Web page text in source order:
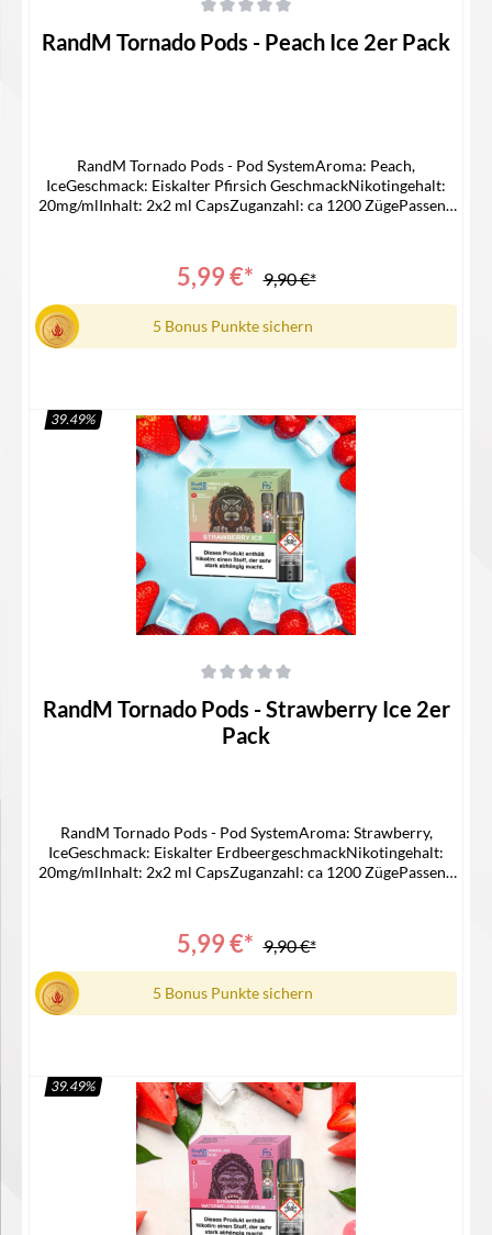
RandM Tornado Pods - Peach Ice 2er Pack
RandM Tornado Pods - Pod SystemAroma: Peach,
IceGeschmack: Eiskalter Pfirsich GeschmackNikotingehalt:
20mg/mlInhalt: 2x2 ml CapsZuganzahl: ca 1200 ZügePassend
5,99 €* 9,90 €*
5 Bonus Punkte sichern
In den Warenkorb
39.49%
RandM Tornado Pods - Strawberry Ice 2er
Pack
RandM Tornado Pods - Pod SystemAroma: Strawberry,
IceGeschmack: Eiskalter ErdbeergeschmackNikotingehalt:
20mg/mlInhalt: 2x2 ml CapsZuganzahl: ca 1200 ZügePassend
5,99 €* 9,90 €*
5 Bonus Punkte sichern
In den Warenkorb
39.49%